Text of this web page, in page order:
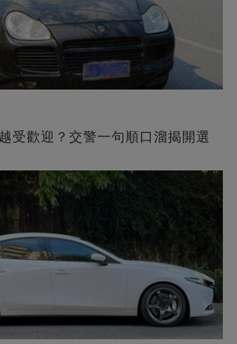
受歡迎？交警一句順口溜揭開選